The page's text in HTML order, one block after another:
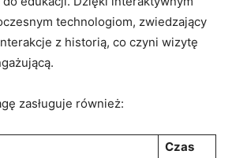
technologiom, zwiedzający
z historią, co czyni wizytę
zasługuje również:
Czas